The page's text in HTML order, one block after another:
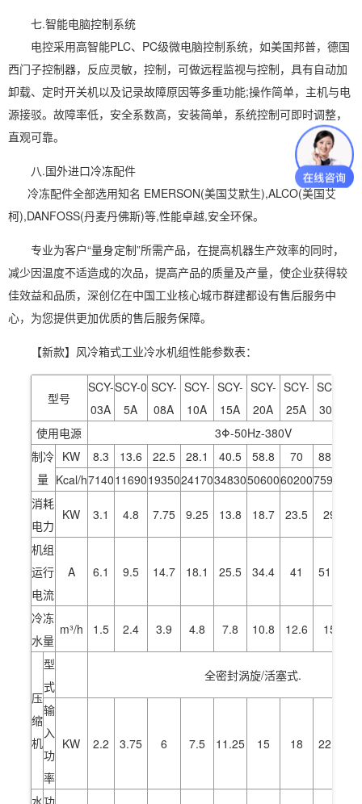
七.智能电脑控制系统
电控采用高智能PLC、PC级微电脑控制系统，如美国邦普，德国
西门子控制器，反应灵敏，控制，可做远程监视与控制，具有自动加
卸载、定时开关机以及记录故障原因等多重功能;操作简单，主机与电
源接驳。故障率低，安全系数高，安装简单，系统控制可即时调整，
直观可靠。
八.国外进口冷冻配件
冷冻配件全部选用知名 EMERSON(美国艾默生),ALCO(美国艾
柯),DANFOSS(丹麦丹佛斯)等,性能卓越,安全环保。
专业为客户“量身定制”所需产品，在提高机器生产效率的同时，
减少因温度不适造成的次品，提高产品的质量及产量，使企业获得较
佳效益和品质，深创亿在中国工业核心城市群建都设有售后服务中
心，为您提供更加优质的售后服务保障。
【新款】风冷箱式工业冷水机组性能参数表：
型号
SCY-
03A
SCY-0
5A
SCY-
08A
SCY-
10A
SCY-
15A
SCY-
20A
SCY-
25A
SCY-
30A
使用电源
3Φ-50Hz-380V
制冷
量
KW 8.3 13.6 22.5 28.1 40.5 58.8 70 88.2
Kcal/h714011690193502417034830506006020075900
消耗
电力
KW 3.1 4.8 7.75 9.25 13.8 18.7 23.5 29
机组
运行
电流
A 6.1 9.5 14.7 18.1 25.5 34.4 41 51.4
冷冻
水量
m³/h 1.5 2.4 3.9 4.8 7.8 10.8 12.6 15
压
缩
机
型
式
全密封涡旋/活塞式.
输
入
功
率
KW 2.2 3.75 6 7.5 11.25 15 18 22.5